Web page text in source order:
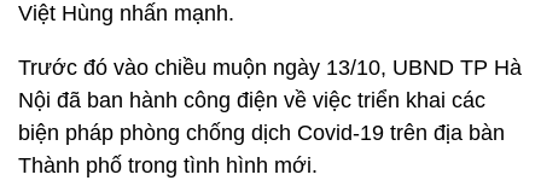
Việt Hùng nhấn mạnh.
Trước đó vào chiều muộn ngày 13/10, UBND TP Hà
Nội đã ban hành công điện về việc triển khai các
biện pháp phòng chống dịch Covid-19 trên địa bàn
Thành phố trong tình hình mới.